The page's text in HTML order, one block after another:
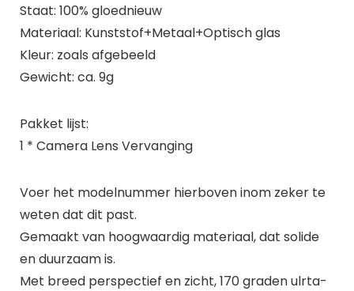
Staat: 100% gloednieuw
Materiaal: Kunststof+Metaal+Optisch glas
Kleur: zoals afgebeeld
Gewicht: ca. 9g
Pakket lijst:
1 * Camera Lens Vervanging
Voer het modelnummer hierboven inom zeker te
weten dat dit past.
Gemaakt van hoogwaardig materiaal, dat solide
en duurzaam is.
Met breed perspectief en zicht, 170 graden ulrta-